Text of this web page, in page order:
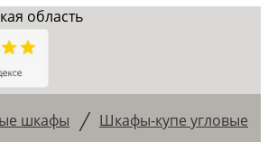
область
шкафы / Шкафы-купе угловые